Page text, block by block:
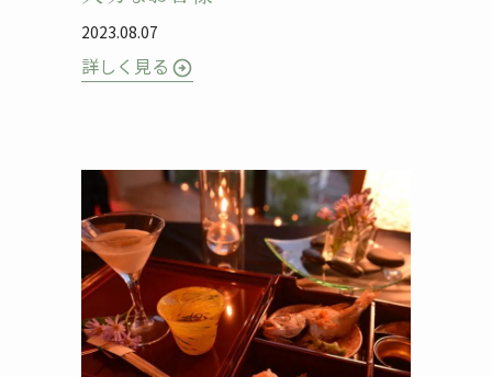
2023.08.07
詳しく見る arrow_circle_right